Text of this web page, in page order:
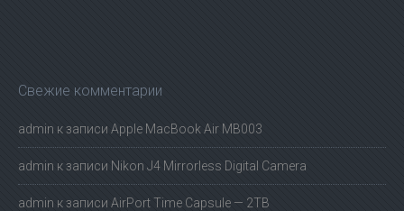
Свежие комментарии
admin к записи Apple MacBook Air MB003
admin к записи Nikon J4 Mirrorless Digital Camera
admin к записи AirPort Time Capsule — 2TB